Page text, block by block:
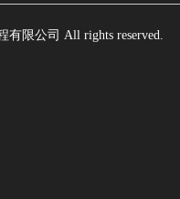
有限公司 All rights reserved.